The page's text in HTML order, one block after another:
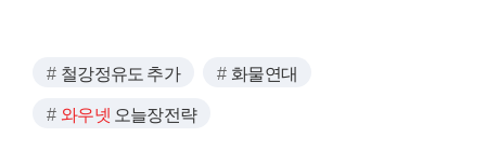
철강정유도 추가 화물연대
와우넷 오늘장전략